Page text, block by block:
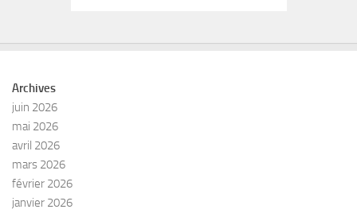
Archives
juin 2026
mai 2026
avril 2026
mars 2026
février 2026
janvier 2026